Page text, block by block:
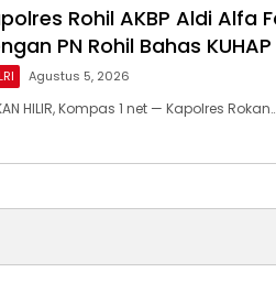
Rohil AKBP Aldi Alfa
PN Rohil Bahas
Agustus 5, 2026
HILIR, Kompas 1 net — Kapolres Rokan…